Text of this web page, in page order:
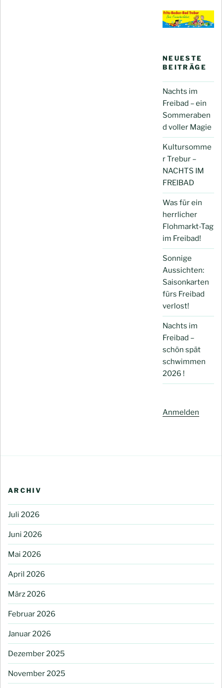
NEUESTE
BEITRÄGE
Nachts im
Freibad – ein
Sommeraben
d voller Magie
Kultursomme
r Trebur –
NACHTS IM
FREIBAD
Was für ein
herrlicher
Flohmarkt-Tag
im Freibad!
Sonnige
Aussichten:
Saisonkarten
fürs Freibad
verlost!
Nachts im
Freibad –
schön spät
schwimmen
2026 !
Anmelden
ARCHIV
Juli 2026
Juni 2026
Mai 2026
April 2026
März 2026
Februar 2026
Januar 2026
Dezember 2025
November 2025